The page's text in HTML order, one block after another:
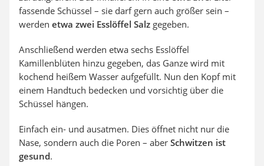
fassende Schüssel – sie darf gern auch größer sein –
werden etwa zwei Esslöffel Salz gegeben.
Anschließend werden etwa sechs Esslöffel
Kamillenblüten hinzu gegeben, das Ganze wird mit
kochend heißem Wasser aufgefüllt. Nun den Kopf mit
einem Handtuch bedecken und vorsichtig über die
Schüssel hängen.
Einfach ein- und ausatmen. Dies öffnet nicht nur die
Nase, sondern auch die Poren – aber Schwitzen ist
gesund.